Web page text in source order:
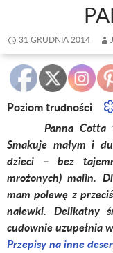
31 GRUDNIA 2014
Poziom trudności
Panna
Smakuje małym i
dzieci – bez
mrożonych) malin.
mam polewę z
nalewki. Delikatny
cudownie uzupełnia
Przepisy na inne